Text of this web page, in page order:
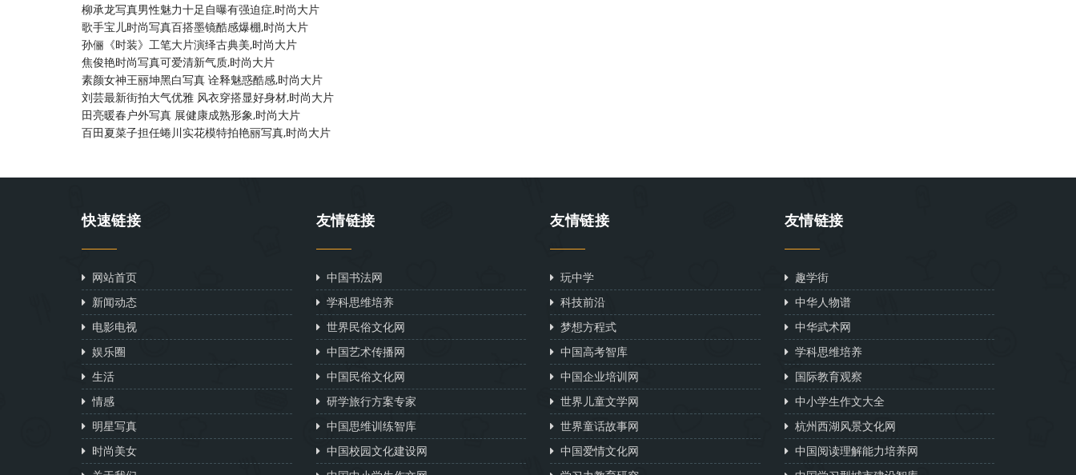
柳承龙写真男性魅力十足自曝有强迫症,时尚大片
歌手宝儿时尚写真百搭墨镜酷感爆棚,时尚大片
孙俪《时装》工笔大片演绎古典美,时尚大片
焦俊艳时尚写真可爱清新气质,时尚大片
素颜女神王丽坤黑白写真 诠释魅惑酷感,时尚大片
刘芸最新街拍大气优雅 风衣穿搭显好身材,时尚大片
田亮暖春户外写真 展健康成熟形象,时尚大片
百田夏菜子担任蜷川实花模特拍艳丽写真,时尚大片
快速链接
网站首页
新闻动态
电影电视
娱乐圈
生活
情感
明星写真
时尚美女
友情链接
中国书法网
学科思维培养
世界民俗文化网
中国艺术传播网
中国民俗文化网
研学旅行方案专家
中国思维训练智库
中国校园文化建设网
友情链接
玩中学
科技前沿
梦想方程式
中国高考智库
中国企业培训网
世界儿童文学网
世界童话故事网
中国爱情文化网
友情链接
趣学街
中华人物谱
中华武术网
学科思维培养
国际教育观察
中小学生作文大全
杭州西湖风景文化网
中国阅读理解能力培养网